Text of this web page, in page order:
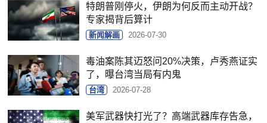
特朗普刚停火，伊朗为何反而主动开战？
专家揭背后算计
新闻解画 2026-07-30
毒油案陈其迈怒问20%决策，卢秀燕证实
了，曝台湾当局有内鬼
台湾 2026-07-28
美军武器快打光了？高端武器库存告急，